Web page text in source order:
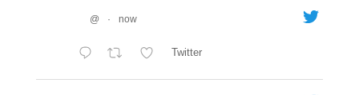
@ · now
Twitter